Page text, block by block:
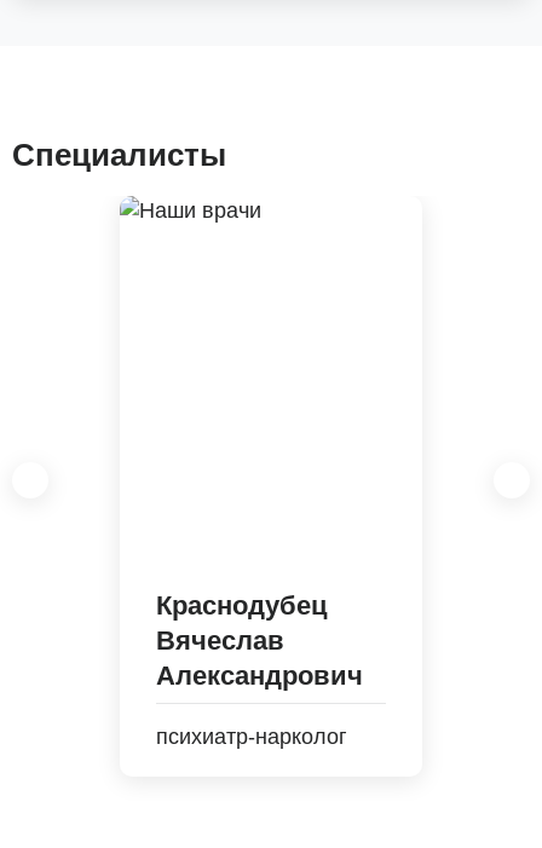
Специалисты
Краснодубец
Вячеслав
Александрович
психиатр-нарколог